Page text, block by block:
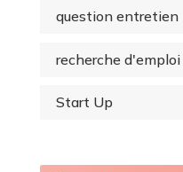
question entretien
recherche d'emploi
Start Up